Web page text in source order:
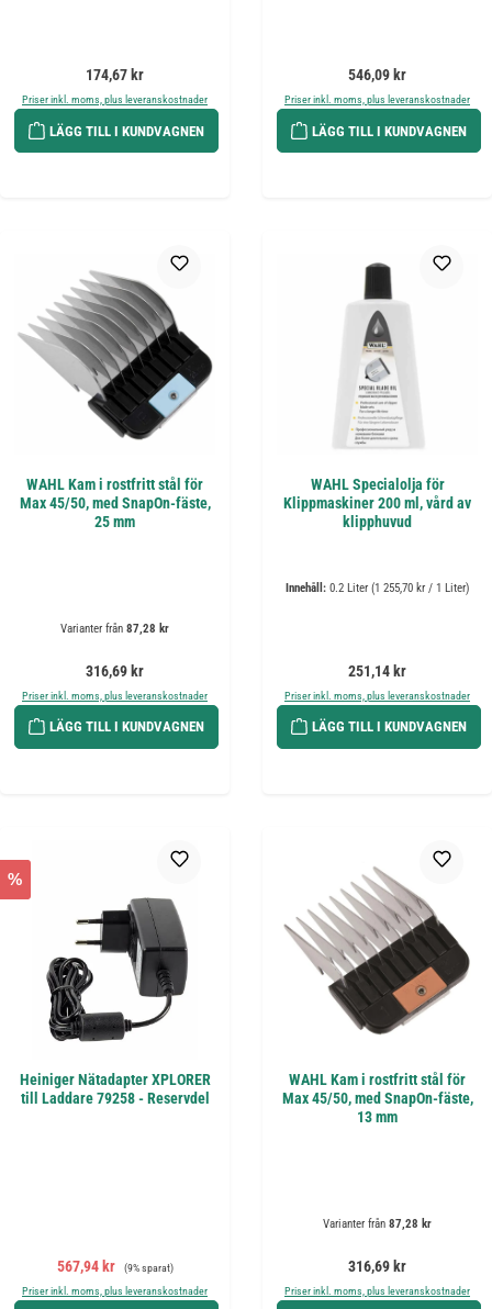
Ordinarie pris:
174,67 kr
Priser inkl. moms, plus leveranskostnader
LÄGG TILL I KUNDVAGNEN
Ordinarie pris:
546,09 kr
Priser inkl. moms, plus leveranskostnader
LÄGG TILL I KUNDVAGNEN
WAHL Kam i rostfritt stål för
Max 45/50, med SnapOn-fäste,
25 mm
Varianter från 87,28 kr
Ordinarie pris:
316,69 kr
Priser inkl. moms, plus leveranskostnader
LÄGG TILL I KUNDVAGNEN
WAHL Specialolja för
Klippmaskiner 200 ml, vård av
klipphuvud
Innehåll: 0.2 Liter (1 255,70 kr / 1 Liter)
Ordinarie pris:
251,14 kr
Priser inkl. moms, plus leveranskostnader
LÄGG TILL I KUNDVAGNEN
%
Heiniger Nätadapter XPLORER
till Laddare 79258 - Reservdel
Försäljningspris:
567,94 kr Ordinarie pris:
(9% sparat)
Priser inkl. moms, plus leveranskostnader
WAHL Kam i rostfritt stål för
Max 45/50, med SnapOn-fäste,
13 mm
Varianter från 87,28 kr
Ordinarie pris:
316,69 kr
Priser inkl. moms, plus leveranskostnader